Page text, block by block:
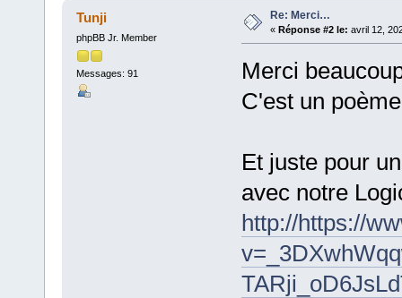
Tunji
phpBB Jr. Member
Messages: 91
Re: Merci…
« Réponse #2 le: avril 12,
Merci
C'est un
Et juste pour
avec notre
http://https://